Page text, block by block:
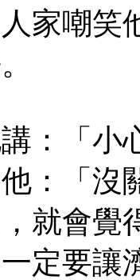
家嘲笑
：「小
：「沒
就會覺
定要讓